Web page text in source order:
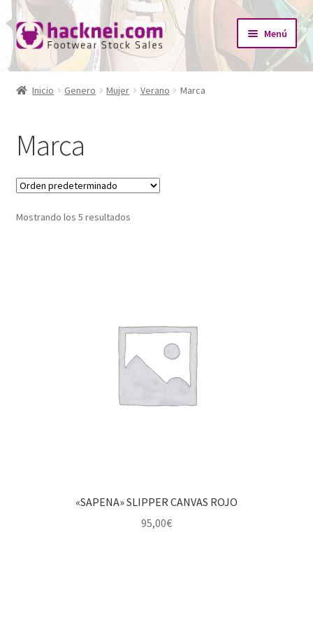
Ir
a
la
Ir
al
contenido
Menú
Inicio
Tienda
Catálogo Empresas
Redes Sociales
Inicio Genero Mujer Verano Marca
Marca
Mostrando los 5 resultados
«SAPENA» SLIPPER CANVAS ROJO
95,00€